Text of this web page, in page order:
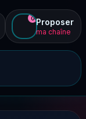
0 Proposer
ma chaîne